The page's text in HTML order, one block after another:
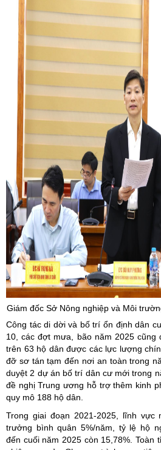
Giám đốc Sở Nông nghiệp và Môi
Công tác di dời và bố trí ổn định dân
10, các đợt mưa, bão năm 2025
trên 63 hộ dân được các lực lượng
đỡ sơ tán tạm đến nơi an toàn trong
duyệt 2 dự án bố trí dân cư mới trong
đề nghị Trung ương hỗ trợ thêm kinh
quy mô 188 hộ dân.
Trong giai đoạn 2021-2025, lĩnh vực
trưởng bình quân 5%/năm, tỷ lệ hộ
đến cuối năm 2025 còn 15,78%. Toàn